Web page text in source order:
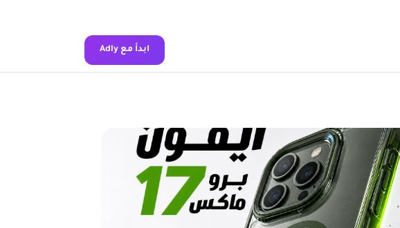
ابدأ مع Adly